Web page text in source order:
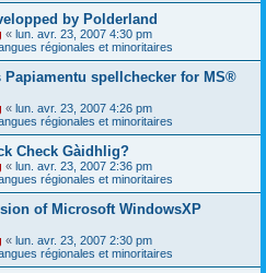
by Polderland
« lun. avr. 23, 2007 4:30 pm
régionales et minoritaires
Papiamentu spellchecker for MS®
« lun. avr. 23, 2007 4:26 pm
régionales et minoritaires
Check Gàidhlig?
« lun. avr. 23, 2007 2:36 pm
régionales et minoritaires
of Microsoft WindowsXP
« lun. avr. 23, 2007 2:30 pm
régionales et minoritaires